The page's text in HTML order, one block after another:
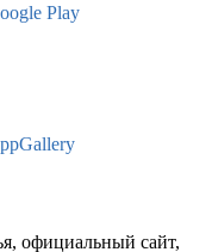
Play
официальный сайт,